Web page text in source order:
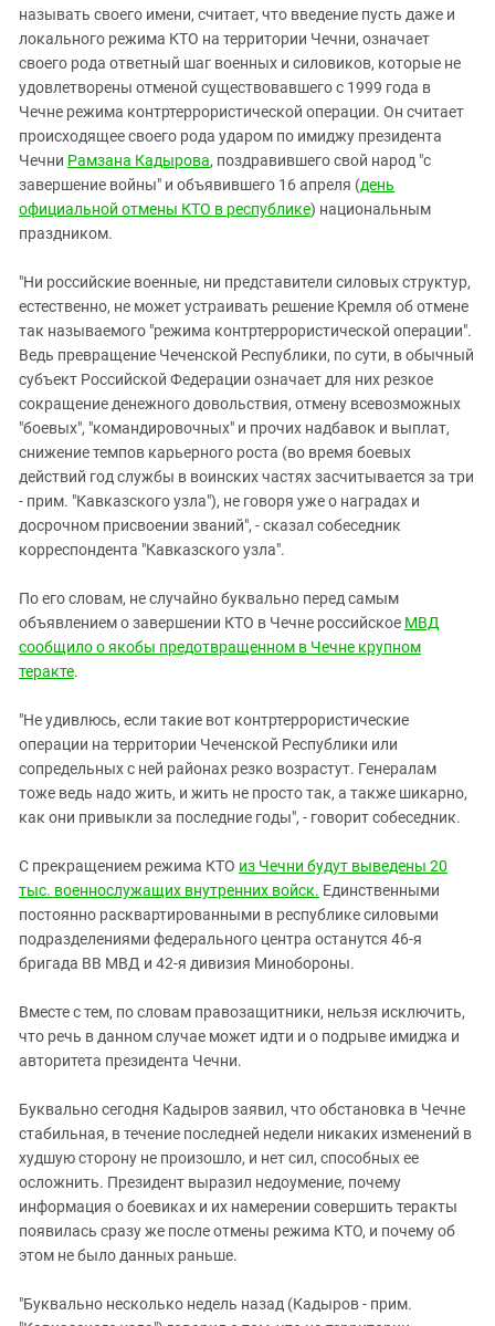
называть своего имени, считает, что введение пусть даже и
локального режима КТО на территории Чечни, означает
своего рода ответный шаг военных и силовиков, которые не
удовлетворены отменой существовавшего с 1999 года в
Чечне режима контртеррористической операции. Он считает
происходящее своего рода ударом по имиджу президента
Чечни Рамзана Кадырова, поздравившего свой народ "с
завершение войны" и объявившего 16 апреля (день
официальной отмены КТО в республике) национальным
праздником.
"Ни российские военные, ни представители силовых структур,
естественно, не может устраивать решение Кремля об отмене
так называемого "режима контртеррористической операции".
Ведь превращение Чеченской Республики, по сути, в обычный
субъект Российской Федерации означает для них резкое
сокращение денежного довольствия, отмену всевозможных
"боевых", "командировочных" и прочих надбавок и выплат,
снижение темпов карьерного роста (во время боевых
действий год службы в воинских частях засчитывается за три
- прим. "Кавказского узла"), не говоря уже о наградах и
досрочном присвоении званий", - сказал собеседник
корреспондента "Кавказского узла".
По его словам, не случайно буквально перед самым
объявлением о завершении КТО в Чечне российское МВД
сообщило о якобы предотвращенном в Чечне крупном
теракте.
"Не удивлюсь, если такие вот контртеррористические
операции на территории Чеченской Республики или
сопредельных с ней районах резко возрастут. Генералам
тоже ведь надо жить, и жить не просто так, а также шикарно,
как они привыкли за последние годы", - говорит собеседник.
С прекращением режима КТО из Чечни будут выведены 20
тыс. военнослужащих внутренних войск. Единственными
постоянно расквартированными в республике силовыми
подразделениями федерального центра останутся 46-я
бригада ВВ МВД и 42-я дивизия Минобороны.
Вместе с тем, по словам правозащитники, нельзя исключить,
что речь в данном случае может идти и о подрыве имиджа и
авторитета президента Чечни.
Буквально сегодня Кадыров заявил, что обстановка в Чечне
стабильная, в течение последней недели никаких изменений в
худшую сторону не произошло, и нет сил, способных ее
осложнить. Президент выразил недоумение, почему
информация о боевиках и их намерении совершить теракты
появилась сразу же после отмены режима КТО, и почему об
этом не было данных раньше.
"Буквально несколько недель назад (Кадыров - прим.